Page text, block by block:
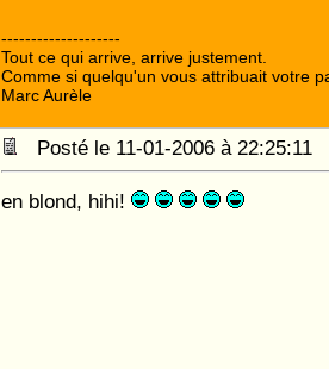
--------------------
Tout ce qui arrive, arrive justement.
Comme si quelqu'un vous attribuait votre
Marc Aurèle
Posté le 11-01-2006 à 22:25:11
en blond, hihi!